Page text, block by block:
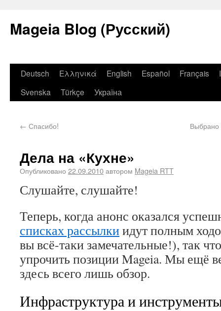
Mageia Blog (Русский)
Deutsch Ελληνικά English Español Français
Svenska
Türkçe Україна
← Спасибо! Выбрано
Дела на «Кухне»
Опубликовано 22.09.2010автором Mageia RTT
Слушайте, слушайте!
Теперь, когда анонс оказался
списках рассылкиидут полным
вы всё-таки замечательные!), так
упрочить позиции Mageia. Мы ещё
здесь всего лишь обзор.
Инфраструктура и